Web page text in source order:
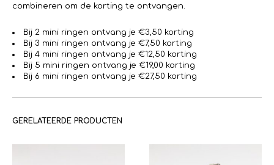
combineren om de korting te ontvangen.
Bij 2 mini ringen ontvang je €3,50 korting
Bij 3 mini ringen ontvang je €7,50 korting
Bij 4 mini ringen ontvang je €12,50 korting
Bij 5 mini ringen ontvang je €19,00 korting
Bij 6 mini ringen ontvang je €27,50 korting
GERELATEERDE PRODUCTEN